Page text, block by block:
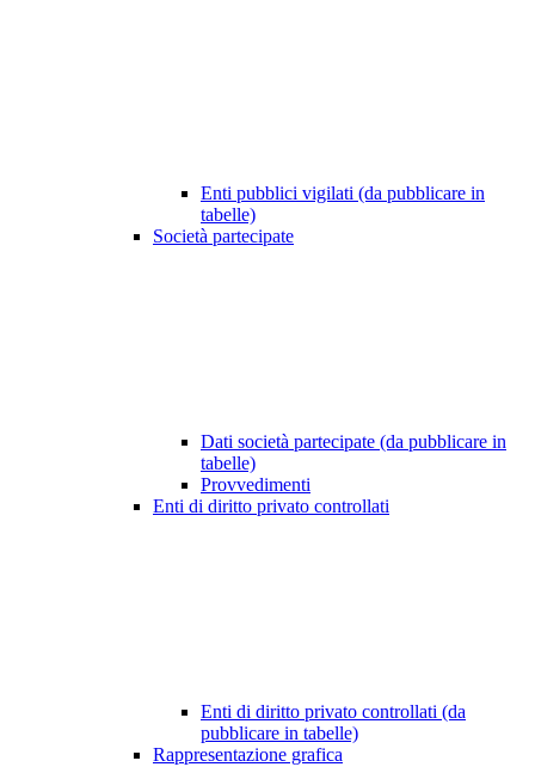
Enti pubblici vigilati (da pubblicare in
tabelle)
Società partecipate
Dati società partecipate (da pubblicare in
tabelle)
Provvedimenti
Enti di diritto privato controllati
Enti di diritto privato controllati (da
pubblicare in tabelle)
Rappresentazione grafica